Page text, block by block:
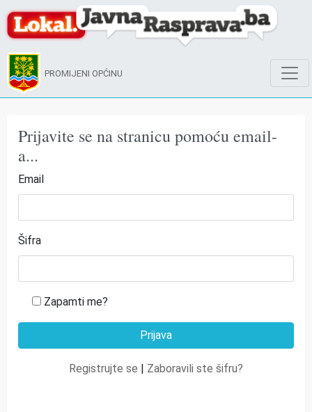
PROMIJENI OPĆINU
Prijavite se na stranicu pomoću email-
a...
Email
Šifra
Zapamti me?
Registrujte se | Zaboravili ste šifru?